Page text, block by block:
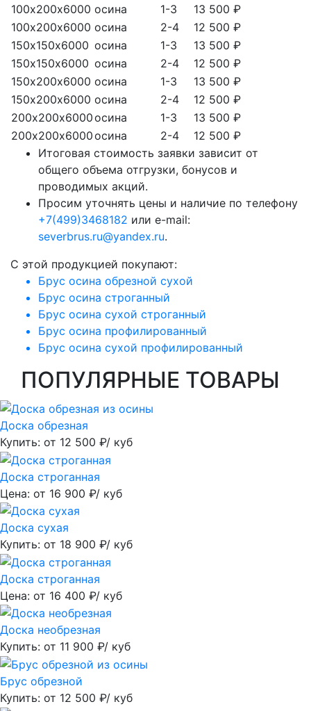
100х200х6000 осина 1-3
13 500 ₽
100х200х6000 осина 2-4
12 500 ₽
150х150х6000 осина 1-3
13 500 ₽
150х150х6000 осина 2-4
12 500 ₽
150х200х6000 осина 1-3
13 500 ₽
150х200х6000 осина 2-4
12 500 ₽
200х200х6000осина 1-3
13 500 ₽
200х200х6000осина 2-4
12 500 ₽
Итоговая стоимость заявки зависит от
общего объема отгрузки, бонусов и
проводимых акций.
Просим уточнять цены и наличие по телефону
+7(499)3468182 или e-mail:
severbrus.ru@yandex.ru.
C этой продукцией покупают:
Брус осина обрезной сухой
Брус осина строганный
Брус осина сухой строганный
Брус осина профилированный
Брус осина сухой профилированный
ПОПУЛЯРНЫЕ ТОВАРЫ
Доска обрезная
Купить: от 12 500 ₽/ куб
Доска строганная
Цена: от 16 900 ₽/ куб
Доска сухая
Купить: от 18 900 ₽/ куб
Доска строганная
Цена: от 16 400 ₽/ куб
Доска необрезная
Купить: от 11 900 ₽/ куб
Брус обрезной
Купить: от 12 500 ₽/ куб